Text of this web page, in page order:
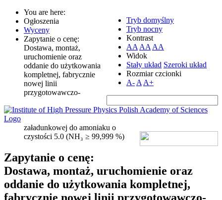
Tryb domyślny
Tryb nocny
Kontrast
AA AA AA
Widok
Stały układ Szeroki układ
Rozmiar czcionki
A- A A+
You are here:
Ogłoszenia
Wyceny
Zapytanie o cenę:
Dostawa, montaż,
uruchomienie oraz
oddanie do użytkowania
kompletnej, fabrycznie
nowej linii
przygotowawczo-
załadunkowej do amoniaku o
czystości 5.0 (NH₃ ≥ 99,999 %)
Zapytanie o cenę:
Dostawa, montaż, uruchomienie oraz
oddanie do użytkowania kompletnej,